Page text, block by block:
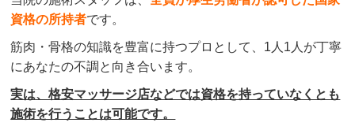
資格の所持者です。
筋肉・骨格の知識を豊富に持つプロとして、1人1人が丁寧
にあなたの不調と向き合います。
実は、格安マッサージ店などでは資格を持っていなくとも
施術を行うことは可能です。